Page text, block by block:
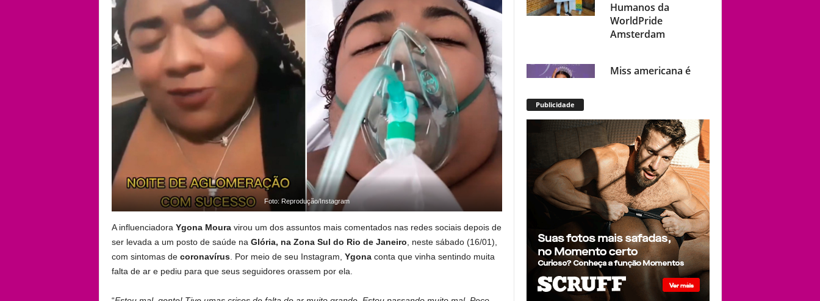
Foto: Reprodução/Instagram
A influenciadora Ygona Mouravirou um dos assuntos mais comentados nas redes sociais depois de
ser levada a um posto de saúde na Glória, na Zona Sul do Rio de Janeiro, neste sábado (16/01),
com sintomas de coronavírus. Por meio de seu Instagram, Ygonaconta que vinha sentindo muita
falta de ar e pediu para que seus seguidores orassem por ela.
Humanos da
WorldPride
Amsterdam
Miss americana é
de racismo,
homofobia e
transfobia: “Não
toleramos”
Ratinho constrange
cantor sertanejo
com comentário
homofóbico ao vivo
no SBT: “Você está
com uma cara de
viado”
Publicidade